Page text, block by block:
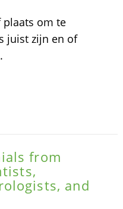
plaats om te
juist zijn en of
from
and